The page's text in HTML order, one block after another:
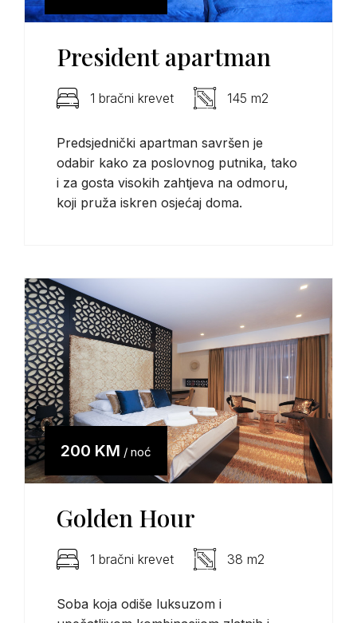
President apartman
1 bračni krevet 145 m2
Predsjednički apartman savršen je
odabir kako za poslovnog putnika, tako
i za gosta visokih zahtjeva na odmoru,
koji pruža iskren osjećaj doma.
200 KM / noć
Golden Hour
1 bračni krevet 38 m2
Soba koja odiše luksuzom i